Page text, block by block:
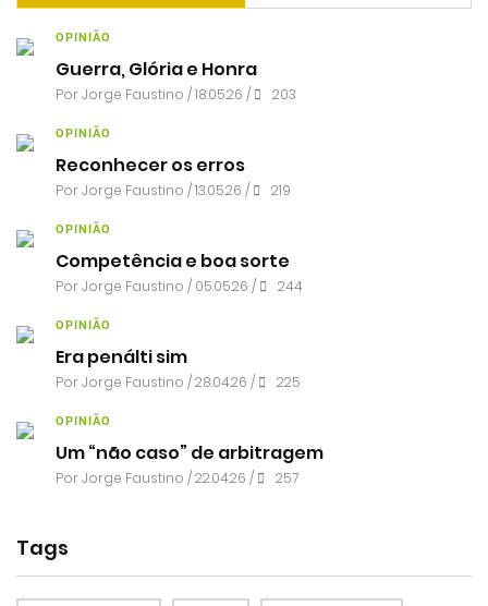
OPINIÃO
Guerra, Glória e Honra
PorJorge Faustino / 18.05.26 / 203
OPINIÃO
Reconhecer os erros
PorJorge Faustino / 13.05.26 / 219
OPINIÃO
Competência e boa sorte
PorJorge Faustino / 05.05.26 / 244
OPINIÃO
Era penálti sim
PorJorge Faustino / 28.04.26 / 225
OPINIÃO
Um “não caso” de arbitragem
PorJorge Faustino / 22.04.26 / 257
Tags